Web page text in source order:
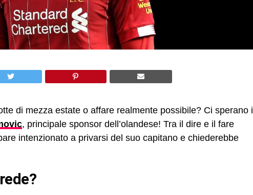
di mezza estate o affare realmente possibile? Ci sperano i
, principale sponsor dell’olandese! Tra il dire e il fare
intenzionato a privarsi del suo capitano e chiederebbe